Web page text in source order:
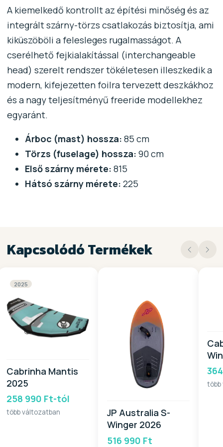
A kiemelkedő kontrollt az építési minőség és az
integrált szárny-törzs csatlakozás biztosítja, ami
kiküszöböli a felesleges rugalmasságot. A
cserélhető fejkialakítással (interchangeable
head) szerelt rendszer tökéletesen illeszkedik a
modern, kifejezetten foilra tervezett deszkákhoz
és a nagy teljesítményű freeride modellekhez
egyaránt.
Árboc (mast) hossza: 85 cm
Törzs (fuselage) hossza: 90 cm
Első szárny mérete: 815
Hátsó szárny mérete: 225
Kapcsolódó Termékek
2025
Cabrinha Mantis
2025
258 990 Ft-tól
több változatban
JP Australia S-
Winger 2026
516 990 Ft